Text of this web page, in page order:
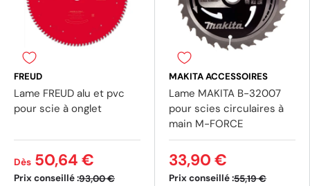
FREUD
Lame FREUD alu et pvc
pour scie à onglet
Prix conseillé :93,00 €
Dès 50,64 €
MAKITA ACCESSOIRES
Lame MAKITA B-32007
pour scies circulaires à
main M-FORCE
Prix conseillé :55,19 €
33,90 €